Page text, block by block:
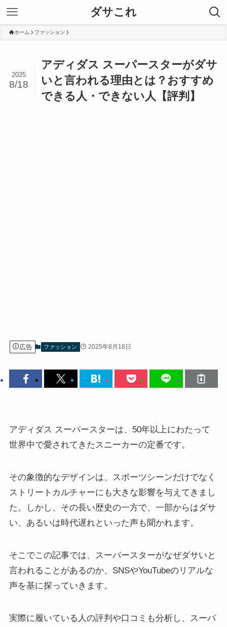
ダサこれ
ホーム ファッション
アディダス スーパースターがダサ
いと言われる理由とは？おすすめ
できる人・できない人【評判】
2025
8/18
広告 ファッション 2025年8月18日
アディダス スーパースターは、50年以上にわたって
世界中で愛されてきたスニーカーの定番です。
その象徴的なデザインは、スポーツシーンだけでなく
ストリートカルチャーにも大きな影響を与えてきまし
た。しかし、その長い歴史の一方で、一部からはダサ
い、あるいは時代遅れといった声も聞かれます。
そこでこの記事では、スーパースターがなぜダサいと
言われることがあるのか、SNSやYouTubeのリアルな
声を基に探っていきます。
実際に履いている人の評判や口コミも分析し、スーパ